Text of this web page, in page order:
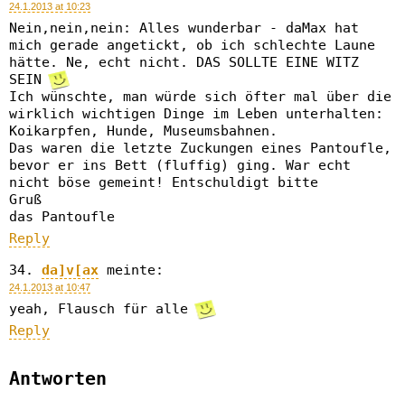
24.1.2013 at 10:23
Nein,nein,nein: Alles wunderbar - daMax hat
mich gerade angetickt, ob ich schlechte Laune
hätte. Ne, echt nicht. DAS SOLLTE EINE WITZ
SEIN
Ich wünschte, man würde sich öfter mal über die
wirklich wichtigen Dinge im Leben unterhalten:
Koikarpfen, Hunde, Museumsbahnen.
Das waren die letzte Zuckungen eines Pantoufle,
bevor er ins Bett (fluffig) ging. War echt
nicht böse gemeint! Entschuldigt bitte
Gruß
das Pantoufle
Reply
da]v[ax meinte:
24.1.2013 at 10:47
yeah, Flausch für alle
Reply
Antworten